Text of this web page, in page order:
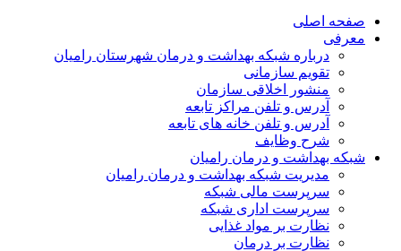
صفحه اصلی
معرفی
درباره شبکه بهداشت و درمان شهرستان رامیان
تقویم سازمانی
منشور اخلاقی سازمان
آدرس و تلفن مراکز تابعه
آدرس و تلفن خانه های تابعه
شرح وظایف
شبکه بهداشت و درمان رامیان
مدیریت شبکه بهداشت و درمان رامیان
سرپرست مالی شبکه
سرپرست اداری شبکه
نظارت بر مواد غذایی
نظارت بر درمان